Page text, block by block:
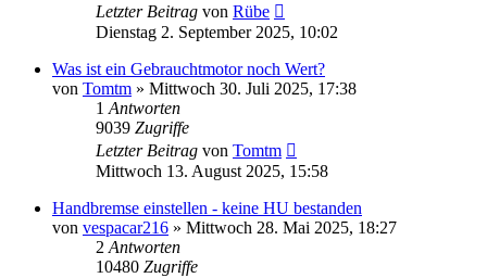
Letzter Beitrag von Rübe
Dienstag 2. September 2025, 10:02
Was ist ein Gebrauchtmotor noch Wert?
von Tomtm » Mittwoch 30. Juli 2025, 17:38
1 Antworten
9039 Zugriffe
Letzter Beitrag von Tomtm
Mittwoch 13. August 2025, 15:58
Handbremse einstellen - keine HU bestanden
von vespacar216 » Mittwoch 28. Mai 2025, 18:27
2 Antworten
10480 Zugriffe